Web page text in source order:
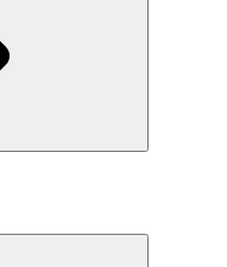
り組み（日本）
組み（米国/英語）